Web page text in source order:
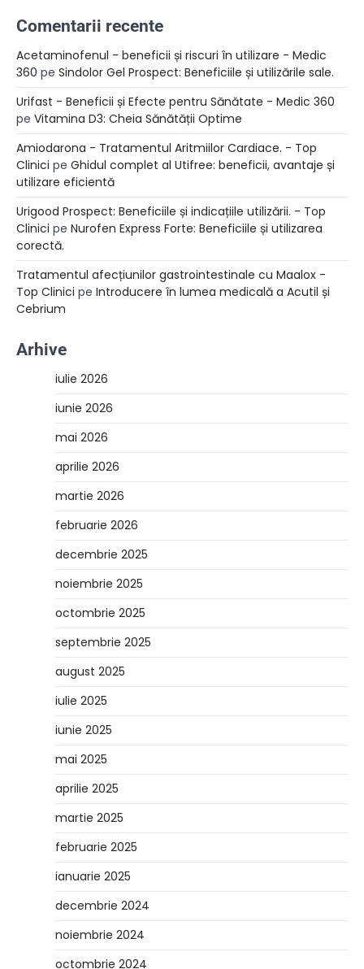
Comentarii recente
Acetaminofenul - beneficii și riscuri în utilizare - Medic
360 pe Sindolor Gel Prospect: Beneficiile și utilizările sale.
Urifast - Beneficii și Efecte pentru Sănătate - Medic 360
pe Vitamina D3: Cheia Sănătății Optime
Amiodarona - Tratamentul Aritmiilor Cardiace. - Top
Clinici pe Ghidul complet al Utifree: beneficii, avantaje și
utilizare eficientă
Urigood Prospect: Beneficiile și indicațiile utilizării. - Top
Clinici pe Nurofen Express Forte: Beneficiile și utilizarea
corectă.
Tratamentul afecțiunilor gastrointestinale cu Maalox -
Top Clinici pe Introducere în lumea medicală a Acutil și
Cebrium
Arhive
iulie 2026
iunie 2026
mai 2026
aprilie 2026
martie 2026
februarie 2026
decembrie 2025
noiembrie 2025
octombrie 2025
septembrie 2025
august 2025
iulie 2025
iunie 2025
mai 2025
aprilie 2025
martie 2025
februarie 2025
ianuarie 2025
decembrie 2024
noiembrie 2024
octombrie 2024